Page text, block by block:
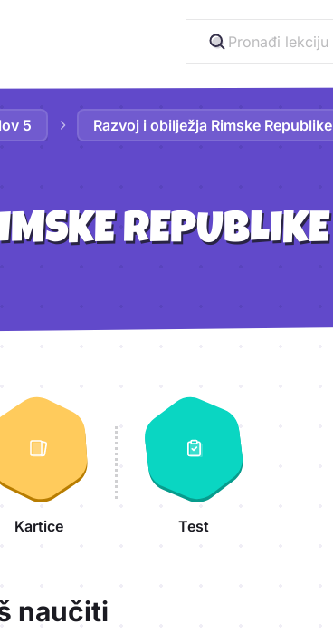
5 Razvoj i obilježja Rimske Republike
REPUBLIKE
Kartice Test
naučiti